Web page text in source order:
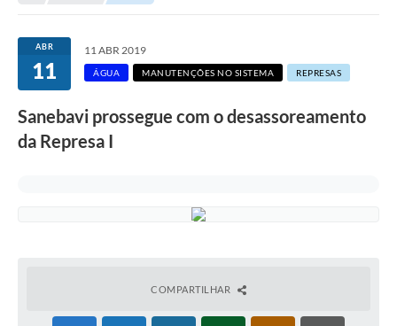
COMPRAS E LICITAÇÕES
CONTATOS
ABR
11
11 ABR 2019
ÁGUA MANUTENÇÕES NO SISTEMA REPRESAS
Sanebavi prossegue com o desassoreamento
da Represa I
COMPARTILHAR